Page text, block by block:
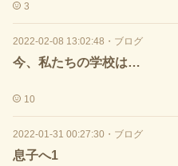
3
2022-02-08 13:02:48 ・ ブログ
今、私たちの学校は…
10
2022-01-31 00:27:30 ・ ブログ
息子へ1